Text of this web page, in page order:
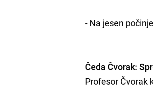
- Na jesen
Čeda Čvorak:
Profesor Čvorak